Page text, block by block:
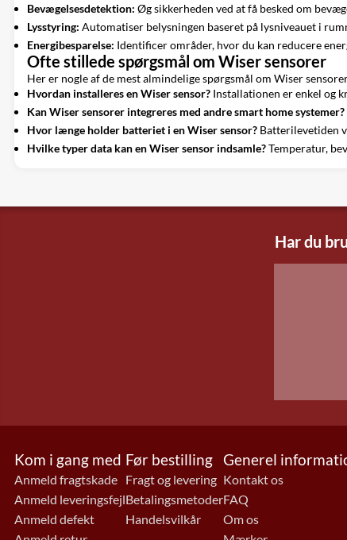
Bevægelsesdetektion: Øg sikkerheden ved at få besked om
Lysstyring: Automatiser belysningen baseret på lysniveauet i
Energibesparelse: Identificer områder, hvor du kan reducere
Ofte stillede spørgsmål om Wiser sensorer
Her er nogle af de mest almindelige spørgsmål om Wiser
Hvordan installeres en Wiser sensor? Installationen er enkel og
Kan Wiser sensorer integreres med andre smart home systemer?
Hvor længe holder batteriet i en Wiser sensor? Batterilevetiden
Hvilke typer data kan en Wiser sensor indsamle?Temperatur,
Har du
Kom i gang med
Anmeld fragtskade
Anmeld leveringsfejl
Anmeld defekt
Før bestilling
Fragt og levering
Betalingsmetoder
Handelsvilkår
Generel
Kontakt os
FAQ
Om os